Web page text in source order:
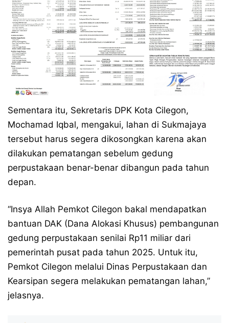
Sementara itu, Sekretaris DPK Kota Cilegon,
Mochamad Iqbal, mengakui, lahan di Sukmajaya
tersebut harus segera dikosongkan karena akan
dilakukan pematangan sebelum gedung
perpustakaan benar-benar dibangun pada tahun
depan.
“Insya Allah Pemkot Cilegon bakal mendapatkan
bantuan DAK (Dana Alokasi Khusus) pembangunan
gedung perpustakaan senilai Rp11 miliar dari
pemerintah pusat pada tahun 2025. Untuk itu,
Pemkot Cilegon melalui Dinas Perpustakaan dan
Kearsipan segera melakukan pematangan lahan,”
jelasnya.